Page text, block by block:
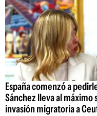
España comenzó a
Sánchez lleva al máximo
invasión migratoria a